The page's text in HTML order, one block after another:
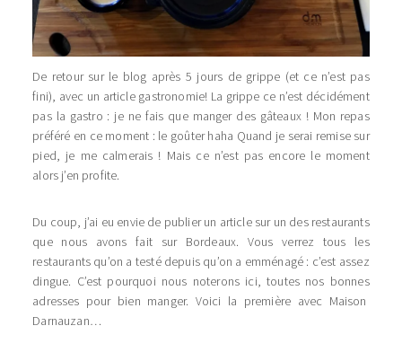
De retour sur le blog après 5 jours de grippe (et ce n’est pas
fini), avec un article gastronomie! La grippe ce n’est décidément
pas la gastro : je ne fais que manger des gâteaux ! Mon repas
préféré en ce moment : le goûter haha Quand je serai remise sur
pied, je me calmerais ! Mais ce n’est pas encore le moment
alors j’en profite.
Du coup, j’ai eu envie de publier un article sur un des restaurants
que nous avons fait sur Bordeaux. Vous verrez tous les
restaurants qu’on a testé depuis qu’on a emménagé : c’est assez
dingue. C’est pourquoi nous noterons ici, toutes nos bonnes
adresses pour bien manger. Voici la première avec Maison
Darnauzan…